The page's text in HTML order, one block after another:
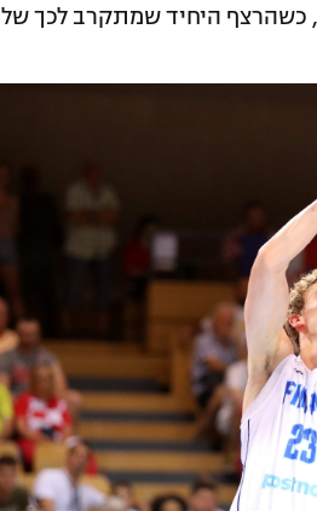
כשהרצף היחיד שמתקרב לכך